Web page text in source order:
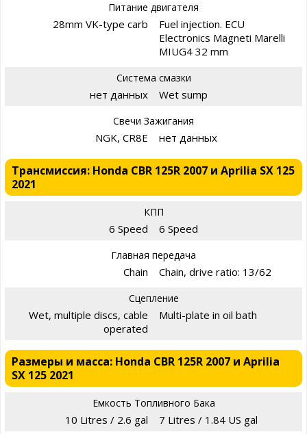
Питание двигателя
28mm VK-type carb
Fuel injection. ECU
Electronics Magneti Marelli
MIUG4 32 mm
Система смазки
нет данных Wet sump
Свечи Зажигания
NGK, CR8E нет данных
Трансмиссия: Honda CBR 125R 2007 и Aprilia SX 125
2021
КПП
6 Speed 6 Speed
Главная передача
Chain Chain, drive ratio: 13/62
Сцепление
Wet, multiple discs, cable
operated
Multi-plate in oil bath
Размеры и масса: Honda CBR 125R 2007 и Aprilia
SX 125 2021
Емкость Топливного Бака
10 Litres / 2.6 gal 7 Litres / 1.84 US gal